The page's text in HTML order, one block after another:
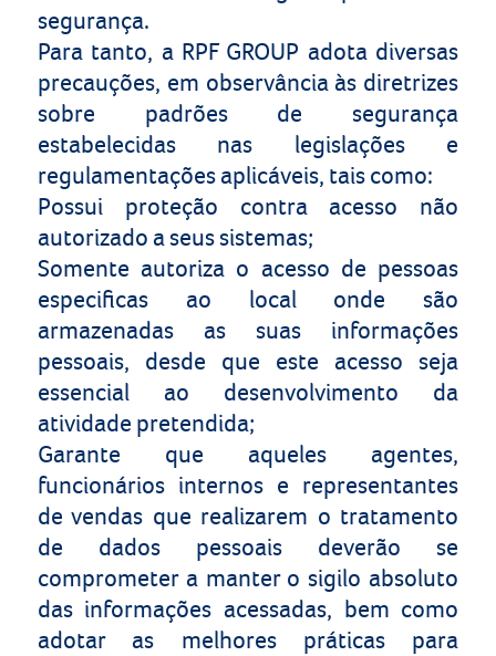
segurança.
Para tanto, a RPF GROUP adota diversas
precauções, em observância às diretrizes
sobre padrões de segurança
estabelecidas nas legislações e
regulamentações aplicáveis, tais como:
Possui proteção contra acesso não
autorizado a seus sistemas;
Somente autoriza o acesso de pessoas
especificas ao local onde são
armazenadas as suas informações
pessoais, desde que este acesso seja
essencial ao desenvolvimento da
atividade pretendida;
Garante que aqueles agentes,
funcionários internos e representantes
de vendas que realizarem o tratamento
de dados pessoais deverão se
comprometer a manter o sigilo absoluto
das informações acessadas, bem como
adotar as melhores práticas para